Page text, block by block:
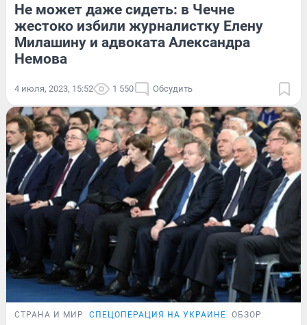
Не может даже сидеть: в Чечне
жестоко избили журналистку Елену
Милашину и адвоката Александра
Немова
4 июля, 2023, 15:52 1 550 Обсудить
СТРАНА И МИР СПЕЦОПЕРАЦИЯ НА УКРАИНЕ ОБЗОР